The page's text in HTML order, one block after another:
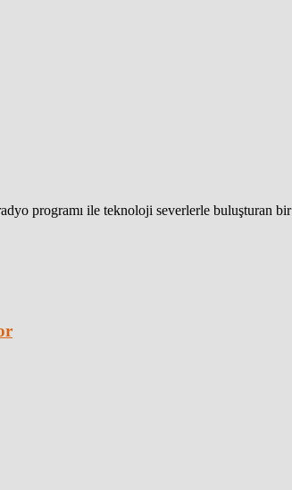
programı ile teknoloji severlerle buluşturan